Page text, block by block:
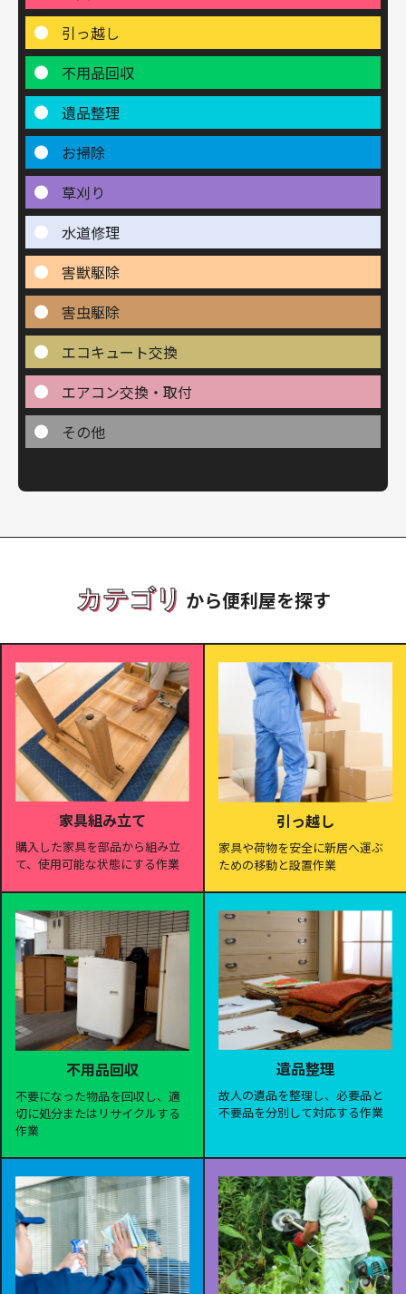
引っ越し
不用品回収
遺品整理
お掃除
草刈り
水道修理
害獣駆除
害虫駆除
エコキュート交換
エアコン交換・取付
その他
カテゴリ から便利屋を探す
家具組み立て
購入した家具を部品から組み立
て、使用可能な状態にする作業
引っ越し
家具や荷物を安全に新居へ運ぶ
ための移動と設置作業
不用品回収
不要になった物品を回収し、適
切に処分またはリサイクルする
作業
遺品整理
故人の遺品を整理し、必要品と
不要品を分別して対応する作業